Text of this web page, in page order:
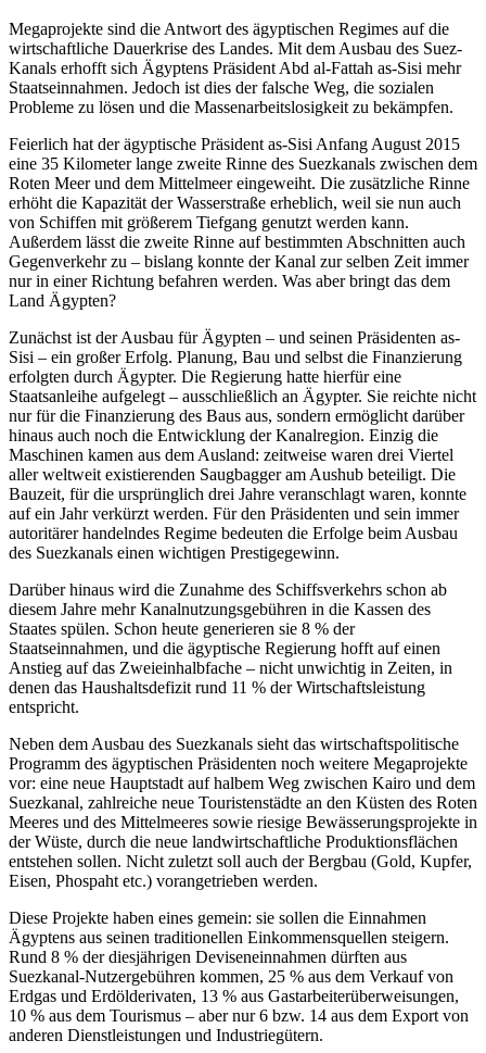
Megaprojekte sind die Antwort des ägyptischen Regimes auf die
wirtschaftliche Dauerkrise des Landes. Mit dem Ausbau des Suez-
Kanals erhofft sich Ägyptens Präsident Abd al-Fattah as-Sisi mehr
Staatseinnahmen. Jedoch ist dies der falsche Weg, die sozialen
Probleme zu lösen und die Massenarbeitslosigkeit zu bekämpfen.
Feierlich hat der ägyptische Präsident as-Sisi Anfang August 2015
eine 35 Kilometer lange zweite Rinne des Suezkanals zwischen dem
Roten Meer und dem Mittelmeer eingeweiht. Die zusätzliche Rinne
erhöht die Kapazität der Wasserstraße erheblich, weil sie nun auch
von Schiffen mit größerem Tiefgang genutzt werden kann.
Außerdem lässt die zweite Rinne auf bestimmten Abschnitten auch
Gegenverkehr zu – bislang konnte der Kanal zur selben Zeit immer
nur in einer Richtung befahren werden. Was aber bringt das dem
Land Ägypten?
Zunächst ist der Ausbau für Ägypten – und seinen Präsidenten as-
Sisi – ein großer Erfolg. Planung, Bau und selbst die Finanzierung
erfolgten durch Ägypter. Die Regierung hatte hierfür eine
Staatsanleihe aufgelegt – ausschließlich an Ägypter. Sie reichte nicht
nur für die Finanzierung des Baus aus, sondern ermöglicht darüber
hinaus auch noch die Entwicklung der Kanalregion. Einzig die
Maschinen kamen aus dem Ausland: zeitweise waren drei Viertel
aller weltweit existierenden Saugbagger am Aushub beteiligt. Die
Bauzeit, für die ursprünglich drei Jahre veranschlagt waren, konnte
auf ein Jahr verkürzt werden. Für den Präsidenten und sein immer
autoritärer handelndes Regime bedeuten die Erfolge beim Ausbau
des Suezkanals einen wichtigen Prestigegewinn.
Darüber hinaus wird die Zunahme des Schiffsverkehrs schon ab
diesem Jahre mehr Kanalnutzungsgebühren in die Kassen des
Staates spülen. Schon heute generieren sie 8 % der
Staatseinnahmen, und die ägyptische Regierung hofft auf einen
Anstieg auf das Zweieinhalbfache – nicht unwichtig in Zeiten, in
denen das Haushaltsdefizit rund 11 % der Wirtschaftsleistung
entspricht.
Neben dem Ausbau des Suezkanals sieht das wirtschaftspolitische
Programm des ägyptischen Präsidenten noch weitere Megaprojekte
vor: eine neue Hauptstadt auf halbem Weg zwischen Kairo und dem
Suezkanal, zahlreiche neue Touristenstädte an den Küsten des Roten
Meeres und des Mittelmeeres sowie riesige Bewässerungsprojekte in
der Wüste, durch die neue landwirtschaftliche Produktionsflächen
entstehen sollen. Nicht zuletzt soll auch der Bergbau (Gold, Kupfer,
Eisen, Phospaht etc.) vorangetrieben werden.
Diese Projekte haben eines gemein: sie sollen die Einnahmen
Ägyptens aus seinen traditionellen Einkommensquellen steigern.
Rund 8 % der diesjährigen Deviseneinnahmen dürften aus
Suezkanal-Nutzergebühren kommen, 25 % aus dem Verkauf von
Erdgas und Erdölderivaten, 13 % aus Gastarbeiterüberweisungen,
10 % aus dem Tourismus – aber nur 6 bzw. 14 aus dem Export von
anderen Dienstleistungen und Industriegütern.